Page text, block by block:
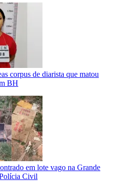
corpus de diarista que matou
BH
em lote vago na Grande
Civil